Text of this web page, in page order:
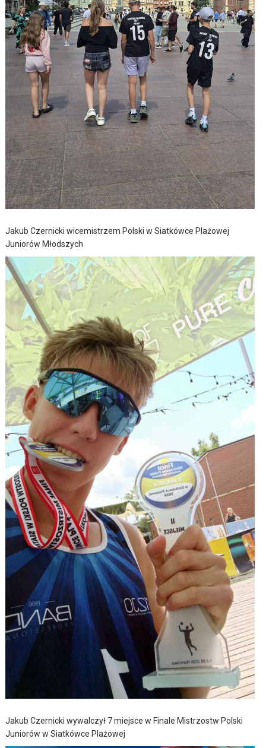
Jakub Czernicki wicemistrzem Polski w Siatkówce Plażowej
Juniorów Młodszych
Jakub Czernicki wywalczył 7 miejsce w Finale Mistrzostw Polski
Juniorów w Siatkówce Plażowej